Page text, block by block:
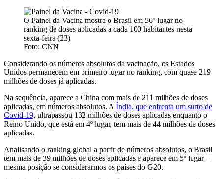
O Painel da Vacina mostra o Brasil em 56º lugar no
ranking de doses aplicadas a cada 100 habitantes nesta
sexta-feira (23)
Foto: CNN
Considerando os números absolutos da vacinação, os Estados
Unidos permanecem em primeiro lugar no ranking, com quase 219
milhões de doses já aplicadas.
Na sequência, aparece a China com mais de 211 milhões de doses
aplicadas, em números absolutos. A Índia, que enfrenta um surto de
Covid-19, ultrapassou 132 milhões de doses aplicadas enquanto o
Reino Unido, que está em 4º lugar, tem mais de 44 milhões de doses
aplicadas.
Analisando o ranking global a partir de números absolutos, o Brasil
tem mais de 39 milhões de doses aplicadas e aparece em 5º lugar –
mesma posição se considerarmos os países do G20.